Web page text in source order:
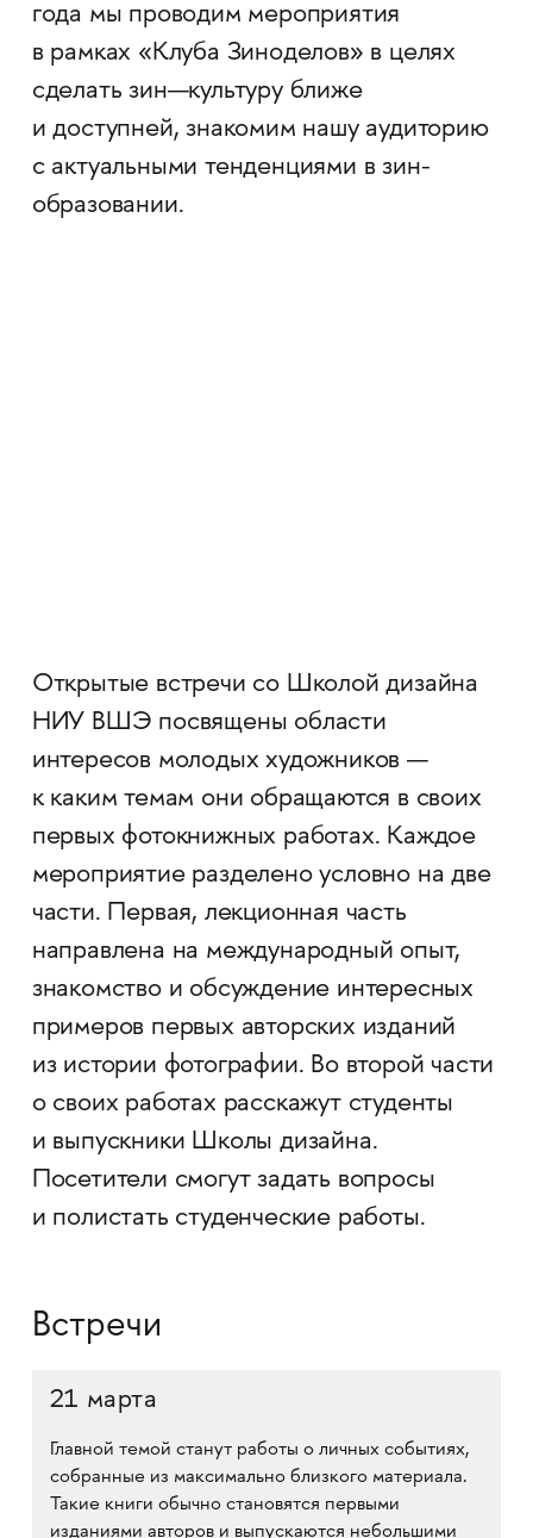
года мы проводим мероприятия
в рамках «Клуба Зиноделов» в целях
сделать зин—культуру ближе
и доступней, знакомим нашу аудиторию
с актуальными тенденциями в зин-
образовании.
Открытые встречи со Школой дизайна
НИУ ВШЭ посвящены области
интересов молодых художников —
к каким темам они обращаются в своих
первых фотокнижных работах. Каждое
мероприятие разделено условно на две
части. Первая, лекционная часть
направлена на международный опыт,
знакомство и обсуждение интересных
примеров первых авторских изданий
из истории фотографии. Во второй части
о своих работах расскажут студенты
и выпускники Школы дизайна.
Посетители смогут задать вопросы
и полистать студенческие работы.
Встречи
21 марта
Главной темой станут работы о личных событиях,
собранные из максимально близкого материала.
Такие книги обычно становятся первыми
изданиями авторов и выпускаются небольшими